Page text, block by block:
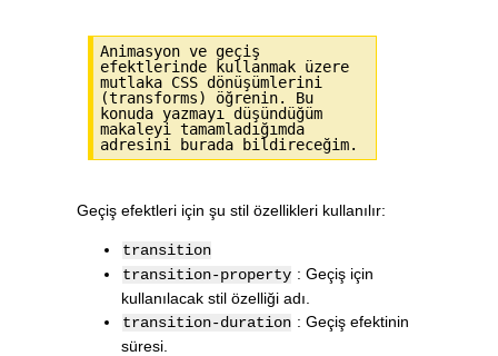
Animasyon ve geçiş
efektlerinde kullanmak üzere
mutlaka CSS dönüşümlerini
(transforms) öğrenin. Bu
konuda yazmayı düşündüğüm
makaleyi tamamladığımda
adresini burada bildireceğim.
Geçiş efektleri için şu stil özellikleri kullanılır:
transition
transition-property : Geçiş için
kullanılacak stil özelliği adı.
transition-duration : Geçiş efektinin
süresi.